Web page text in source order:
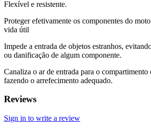
Flexível e resistente.
Proteger efetivamente os componentes do
vida útil
Impede a entrada de objetos estranhos,
ou danificação de algum componente.
Canaliza o ar de entrada para o
fazendo o arrefecimento adequado.
Reviews
Sign in to write a review